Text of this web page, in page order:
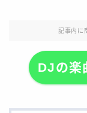
記事内に
DJの楽